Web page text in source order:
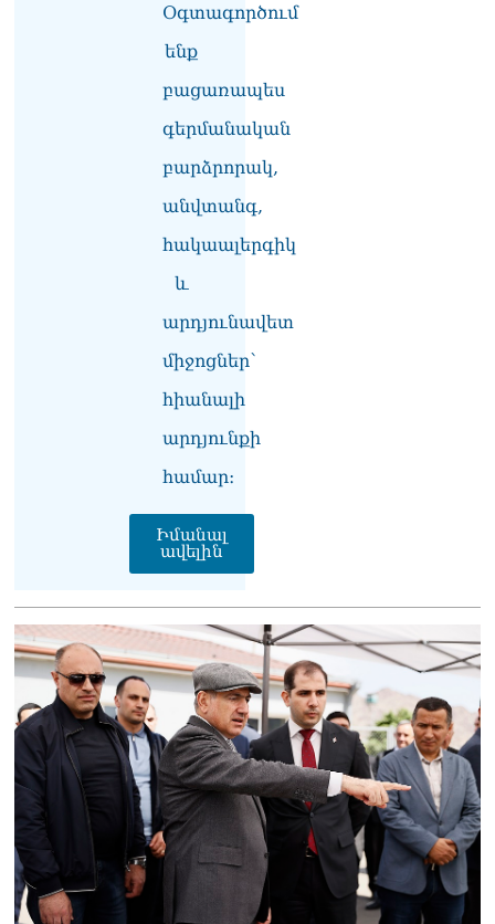
Օգտագործում
ենք
բացառապես
գերմանական
բարձրորակ,
անվտանգ,
հակաալերգիկ
և
արդյունավետ
միջոցներ՝
հիանալի
արդյունքի
համար։
Իմանալ
ավելին